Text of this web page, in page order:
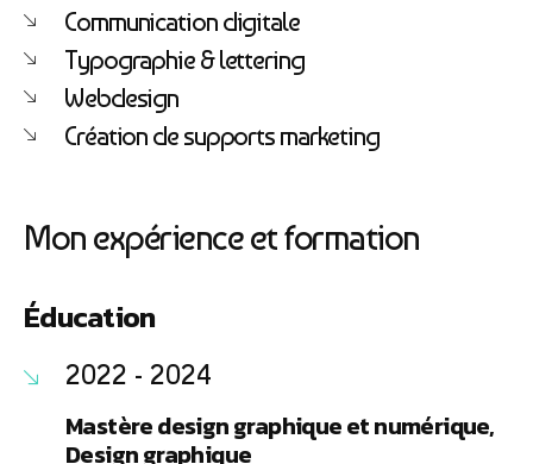
Communication digitale
Typographie & lettering
Webdesign
Création de supports marketing
Mon expérience et formation
Éducation
2022 - 2024
Mastère design graphique et numérique,
Design graphique